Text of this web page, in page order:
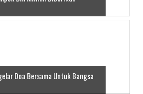
Doa Bersama Untuk Bangsa